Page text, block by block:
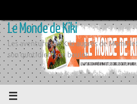
contenu
Le Monde de Kiki
Les aventures de Kiki auprès de
son quotidien, son boulot